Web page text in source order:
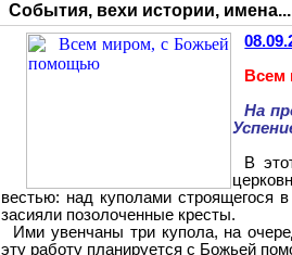
События, вехи истории, имена...
На
В
вестью: над куполами строящегося
засияли позолоченные кресты.
Ими увенчаны три купола, на
эту работу планируется с Божьей